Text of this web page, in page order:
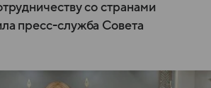
со странами
пресс-служба Совета